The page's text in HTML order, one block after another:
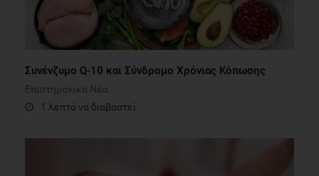
Συνένζυμο Q-10 και Σύνδρομο Χρόνιας Κόπωσης
Επιστημονικά Νέα
1 λεπτό να διαβαστεί